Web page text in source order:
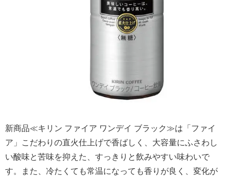
新商品≪キリン ファイア ワンデイ ブラック≫は「ファイ
ア」こだわりの直火仕上げで香ばしく、大容量にふさわし
い酸味と苦味を抑えた、すっきりと飲みやすい味わいで
す。また、冷たくても常温になっても香りが良く、変化が